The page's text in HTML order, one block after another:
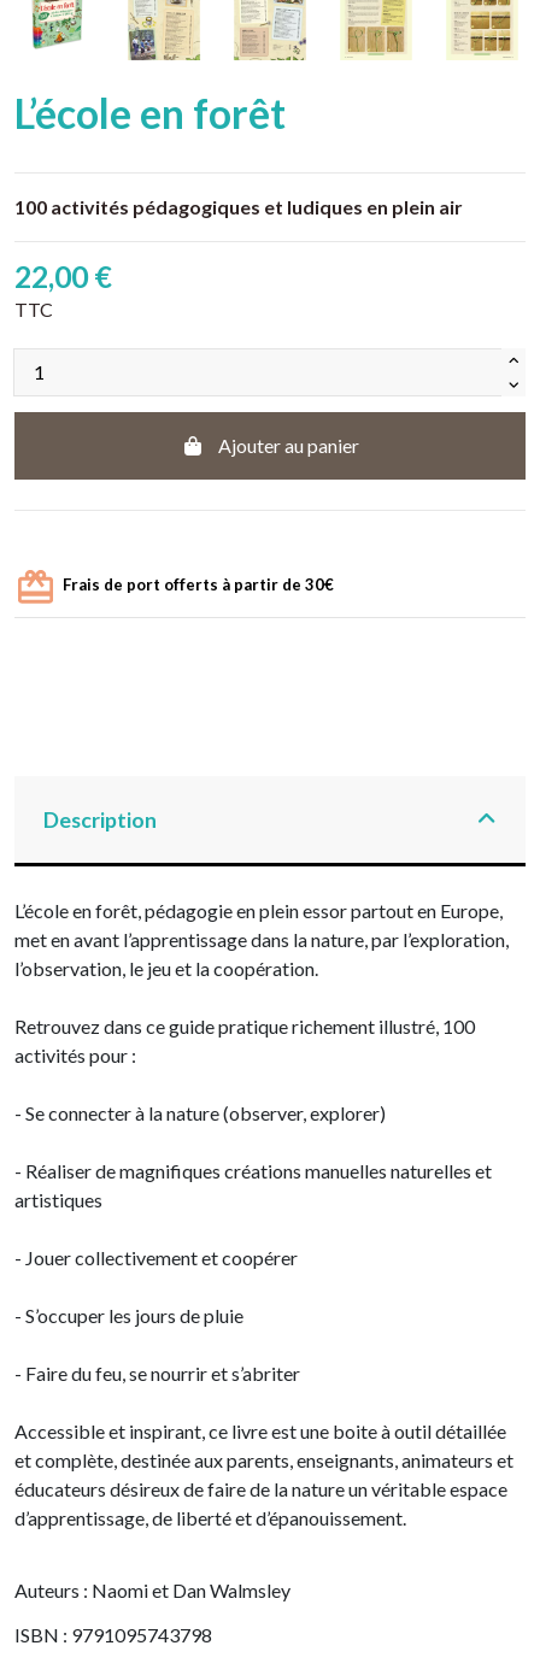
L’école en forêt
100 activités pédagogiques et ludiques en plein air
22,00 €
TTC
Ajouter au panier
Frais de port offerts à partir de 30€
Description
L’école en forêt, pédagogie en plein essor partout en Europe,
met en avant l’apprentissage dans la nature, par l’exploration,
l’observation, le jeu et la coopération.
Retrouvez dans ce guide pratique richement illustré, 100
activités pour :
- Se connecter à la nature (observer, explorer)
- Réaliser de magnifiques créations manuelles naturelles et
artistiques
- Jouer collectivement et coopérer
- S’occuper les jours de pluie
- Faire du feu, se nourrir et s’abriter
Accessible et inspirant, ce livre est une boite à outil détaillée
et complète, destinée aux parents, enseignants, animateurs et
éducateurs désireux de faire de la nature un véritable espace
d’apprentissage, de liberté et d’épanouissement.
Auteurs : Naomi et Dan Walmsley
ISBN : 9791095743798